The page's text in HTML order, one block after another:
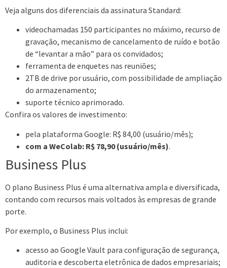
Veja alguns dos diferenciais da assinatura Standard:
videochamadas 150 participantes no máximo, recurso de
gravação, mecanismo de cancelamento de ruído e botão
de “levantar a mão” para os convidados;
ferramenta de enquetes nas reuniões;
2TB de drive por usuário, com possibilidade de ampliação
do armazenamento;
suporte técnico aprimorado.
Confira os valores de investimento:
pela plataforma Google: R$ 84,00 (usuário/mês);
com a WeColab: R$ 78,90 (usuário/mês).
Business Plus
O plano Business Plus é uma alternativa ampla e diversificada,
contando com recursos mais voltados às empresas de grande
porte.
Por exemplo, o Business Plus inclui:
acesso ao Google Vault para configuração de segurança,
auditoria e descoberta eletrônica de dados empresariais;